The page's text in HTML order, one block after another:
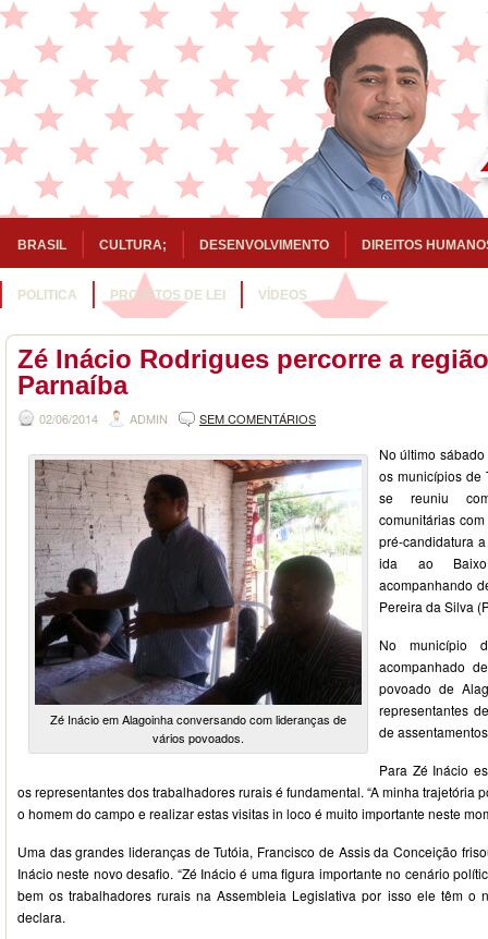
BRASIL CULTURA; DESENVOLVIMENTO DIREITOS
POLITICA PROJETOS DE LEI VÍDEOS
Zé Inácio Rodrigues percorre a
Parnaíba
02/06/2014 ADMIN SEM COMENTÁRIOS
Zé Inácio em Alagoinha conversando com lideranças de
vários povoados.
No último
os municípios de
se reuniu
comunitárias
pré-candidatura
ida ao
acompanhando
Pereira da Silva
No município
acompanhado
povoado de
representantes
de
Para Zé Inácio
os representantes dos trabalhadores rurais é fundamental. “A minha trajetória
o homem do campo e realizar estas visitas in loco é muito importante neste
Uma das grandes lideranças de Tutóia, Francisco de Assis da Conceição
Inácio neste novo desafio. “Zé Inácio é uma figura importante no cenário
bem os trabalhadores rurais na Assembleia Legislativa por isso ele têm o
declara.